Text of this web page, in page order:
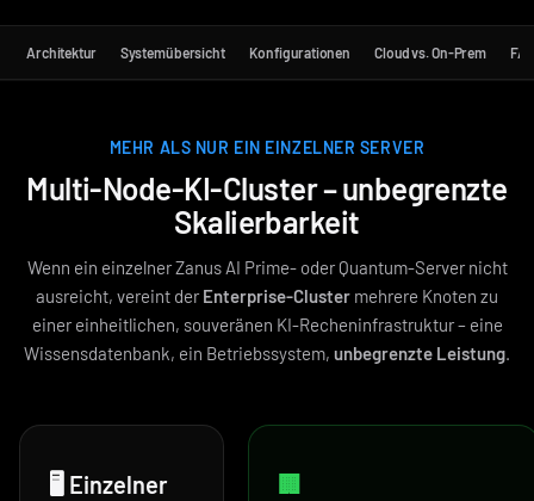
Architektur Systemübersicht Konfigurationen Cloud vs. On-Prem FAQ
MEHR ALS NUR EIN EINZELNER SERVER
Multi-Node-KI-Cluster – unbegrenzte
Skalierbarkeit
Wenn ein einzelner Zanus AI Prime- oder Quantum-Server nicht
ausreicht, vereint der Enterprise-Cluster mehrere Knoten zu
einer einheitlichen, souveränen KI-Recheninfrastruktur – eine
Wissensdatenbank, ein Betriebssystem, unbegrenzte Leistung.
🖥️ Einzelner 🏢